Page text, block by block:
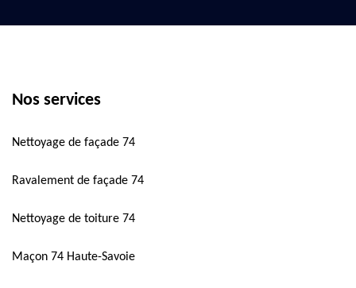
Nos services
Nettoyage de façade 74
Ravalement de façade 74
Nettoyage de toiture 74
Maçon 74 Haute-Savoie